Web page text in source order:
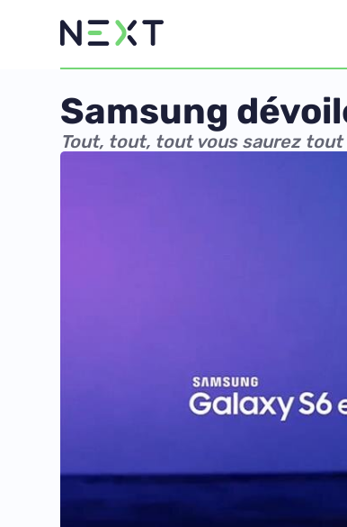
Samsung
Tout, tout, tout vous saurez tout